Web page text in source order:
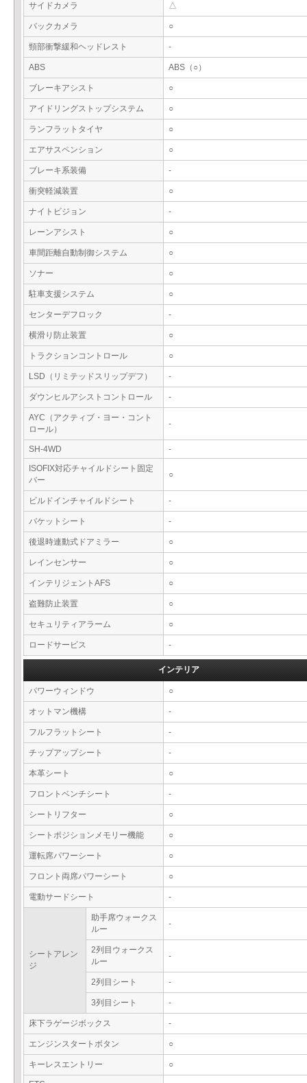
サイドカメラ △
バックカメラ ○
頸部衝撃緩和ヘッドレスト -
ABS ABS（○）
ブレーキアシスト ○
アイドリングストップシステム ○
ランフラットタイヤ ○
エアサスペンション ○
ブレーキ系装備 -
衝突軽減装置 ○
ナイトビジョン -
レーンアシスト ○
車間距離自動制御システム ○
ソナー ○
駐車支援システム ○
センターデフロック -
横滑り防止装置 ○
トラクションコントロール ○
LSD（リミテッドスリップデフ） -
ダウンヒルアシストコントロール -
AYC（アクティブ・ヨー・コント
ロール）
-
SH-4WD
-
ISOFIX対応チャイルドシート固定
バー
○
ビルドインチャイルドシート -
バケットシート -
後退時連動式ドアミラー ○
レインセンサー ○
インテリジェントAFS ○
盗難防止装置 ○
セキュリティアラーム ○
ロードサービス -
インテリア
パワーウィンドウ ○
オットマン機構 -
フルフラットシート -
チップアップシート -
本革シート ○
フロントベンチシート -
シートリフター ○
シートポジションメモリー機能 ○
運転席パワーシート ○
フロント両席パワーシート ○
電動サードシート -
シートアレン
ジ
助手席ウォークス
ルー
-
2列目ウォークス
ルー
-
2列目シート -
3列目シート -
床下ラゲージボックス -
エンジンスタートボタン ○
キーレスエントリー ○